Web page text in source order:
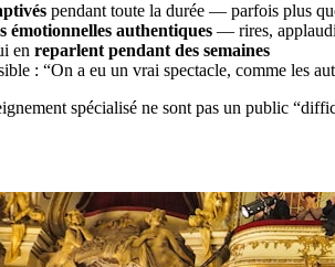
pendant toute la durée — parfois plus
émotionnelles authentiques — rires,
en reparlent pendant des semaines
: “On a eu un vrai spectacle, comme les
spécialisé ne sont pas un public